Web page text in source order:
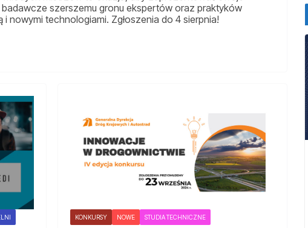
szerszemu gronu ekspertów oraz praktyków
nowymi technologiami. Zgłoszenia do 4 sierpnia!
KONKURSY NOWE STUDIA TECHNICZNE